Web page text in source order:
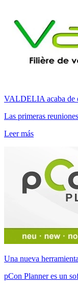
VALDELIA acaba de
Las primeras
Leer más
Una nueva
pCon Planner es un